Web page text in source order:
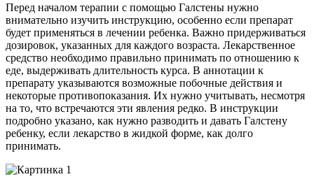
Перед началом терапии с помощью Галстены нужно
внимательно изучить инструкцию, особенно если препарат
будет применяться в лечении ребенка. Важно придерживаться
дозировок, указанных для каждого возраста. Лекарственное
средство необходимо правильно принимать по отношению к
еде, выдерживать длительность курса. В аннотации к
препарату указываются возможные побочные действия и
некоторые противопоказания. Их нужно учитывать, несмотря
на то, что встречаются эти явления редко. В инструкции
подробно указано, как нужно разводить и давать Галстену
ребенку, если лекарство в жидкой форме, как долго
принимать.